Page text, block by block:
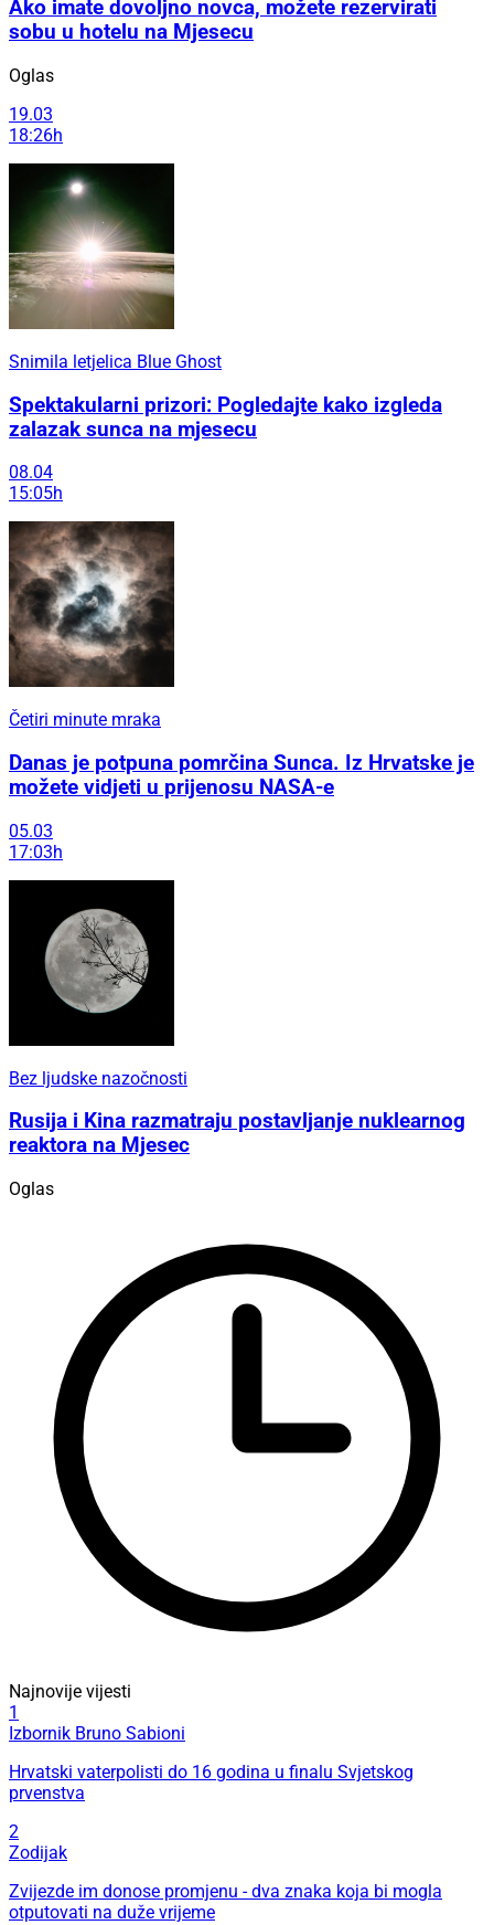
Ako imate dovoljno novca, možete rezervirati
sobu u hotelu na Mjesecu
Oglas
19.03
18:26h
Snimila letjelica Blue Ghost
Spektakularni prizori: Pogledajte kako izgleda
zalazak sunca na mjesecu
08.04
15:05h
Četiri minute mraka
Danas je potpuna pomrčina Sunca. Iz Hrvatske je
možete vidjeti u prijenosu NASA-e
05.03
17:03h
Bez ljudske nazočnosti
Rusija i Kina razmatraju postavljanje nuklearnog
reaktora na Mjesec
Oglas
Najnovije vijesti
1
Izbornik Bruno Sabioni
Hrvatski vaterpolisti do 16 godina u finalu Svjetskog
prvenstva
2
Zodijak
Zvijezde im donose promjenu - dva znaka koja bi mogla
otputovati na duže vrijeme